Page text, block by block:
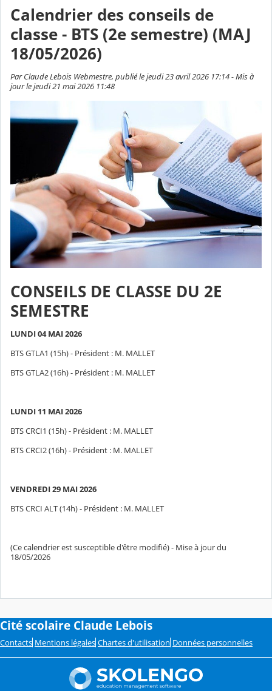
Calendrier des conseils de
classe - BTS (2e semestre) (MAJ
18/05/2026)
Par Claude Lebois Webmestre, publié le jeudi 23 avril 2026 17:14 - Mis à
jour le jeudi 21 mai 2026 11:48
CONSEILS DE CLASSE DU 2E
SEMESTRE
LUNDI 04 MAI 2026
BTS GTLA1 (15h) - Président : M. MALLET
BTS GTLA2 (16h) - Président : M. MALLET
LUNDI 11 MAI 2026
BTS CRCI1 (15h) - Président : M. MALLET
BTS CRCI2 (16h) - Président : M. MALLET
VENDREDI 29 MAI 2026
BTS CRCI ALT (14h) - Président : M. MALLET
(Ce calendrier est susceptible d'être modifié) - Mise à jour du
18/05/2026
Cité scolaire Claude Lebois
Contacts Mentions légales Chartes d'utilisation Données personnelles